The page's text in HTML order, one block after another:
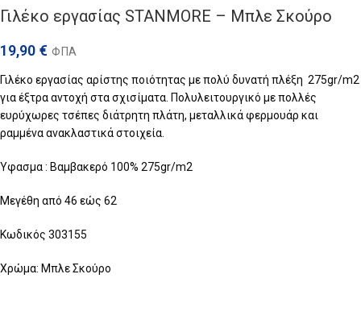
Γιλέκο εργασίας STANMORE – Μπλε Σκούρο
19,90 € ΦΠΑ
Γιλέκο εργασίας αρίστης ποιότητας με πολύ δυνατή πλέξη 275gr/m2
για έξτρα αντοχή στα σχισίματα. Πολυλειτουργικό με πολλές
ευρύχωρες τσέπες διάτρητη πλάτη, μεταλλικά φερμουάρ και
ραμμένα ανακλαστικά στοιχεία.
Ύφασμα : Βαμβακερό 100% 275gr/m2
Μεγέθη από 46 εώς 62
Κωδικός 303155
Χρώμα: Μπλε Σκούρο